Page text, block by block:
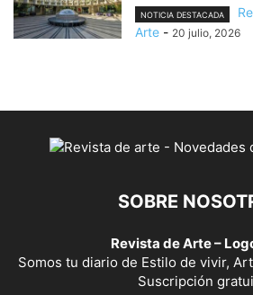
NOTICIA DESTACADA
Arte - 20 julio, 2026
SOBRE
Revista de Arte –
Somos tu diario de Estilo de vivir,
Suscripción